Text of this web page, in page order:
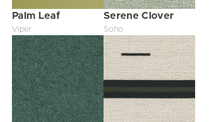
Palm Leaf
Viper
Serene Clover
Soho